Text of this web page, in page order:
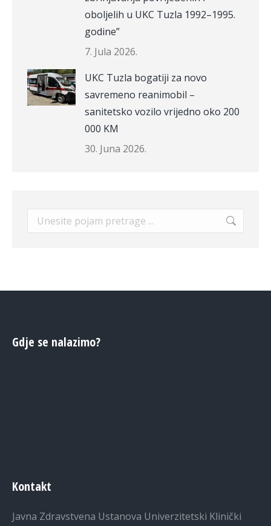
oboljelih u UKC Tuzla 1992–1995.
godine”
7. Jula 2026.
UKC Tuzla bogatiji za novo
savremeno reanimobil –
sanitetsko vozilo vrijedno oko 200
000 KM
30. Juna 2026.
Search:
Gdje se nalazimo?
Kontakt
Javna Zdravstvena Ustanova Univerzitetski Klinički